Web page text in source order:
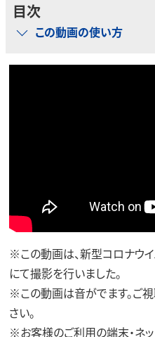
目次
この動画の使い方
※この動画は、新型コロナウ
にて撮影を行いました。
※この動画は音がでます。ご
さい。
※お客様のご利用の端末・ネ